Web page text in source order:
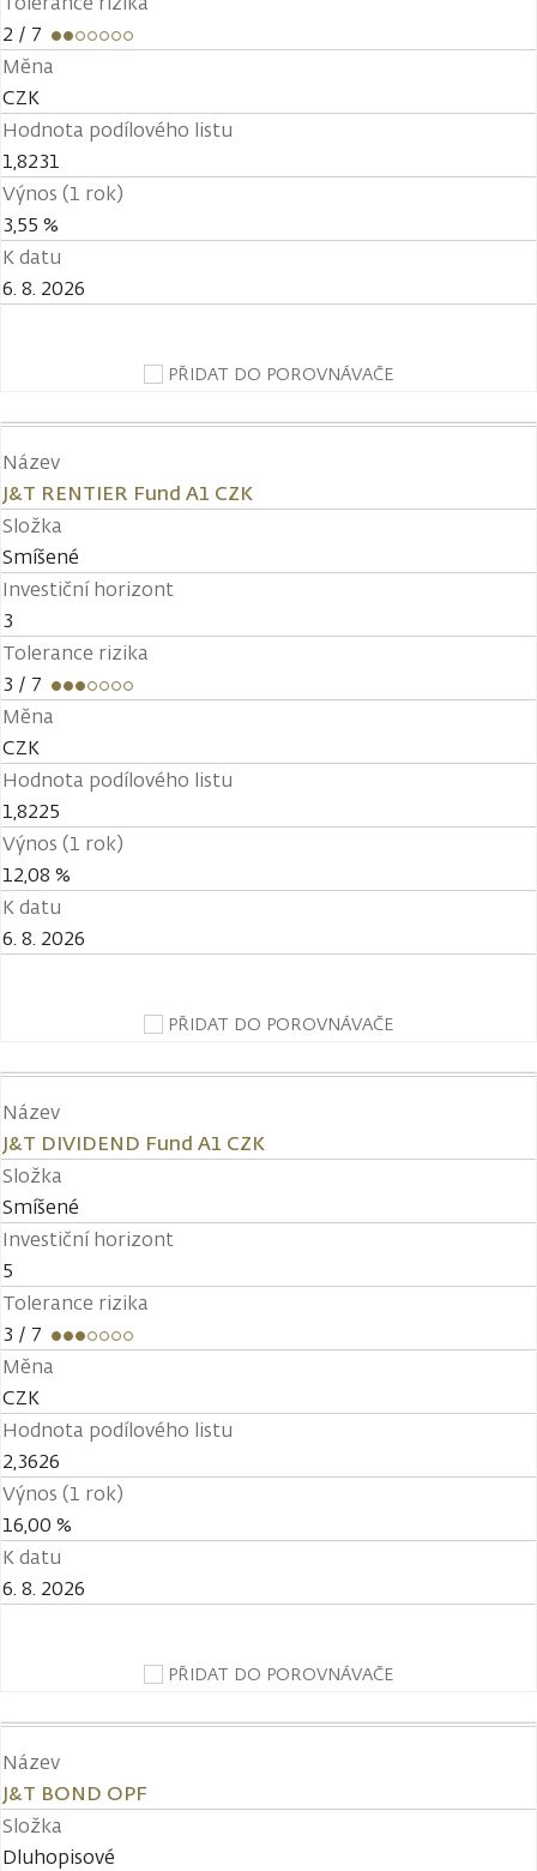
2 / 7
Měna
CZK
Hodnota podílového listu
1,8231
Výnos (1 rok)
3,55 %
K datu
6. 8. 2026
PŘIDAT DO POROVNÁVAČE
Název
J&T RENTIER Fund A1 CZK
Složka
Smíšené
Investiční horizont
3
Tolerance rizika
3 / 7
Měna
CZK
Hodnota podílového listu
1,8225
Výnos (1 rok)
12,08 %
K datu
6. 8. 2026
PŘIDAT DO POROVNÁVAČE
Název
J&T DIVIDEND Fund A1 CZK
Složka
Smíšené
Investiční horizont
5
Tolerance rizika
3 / 7
Měna
CZK
Hodnota podílového listu
2,3626
Výnos (1 rok)
16,00 %
K datu
6. 8. 2026
PŘIDAT DO POROVNÁVAČE
Název
J&T BOND OPF
Složka
Dluhopisové